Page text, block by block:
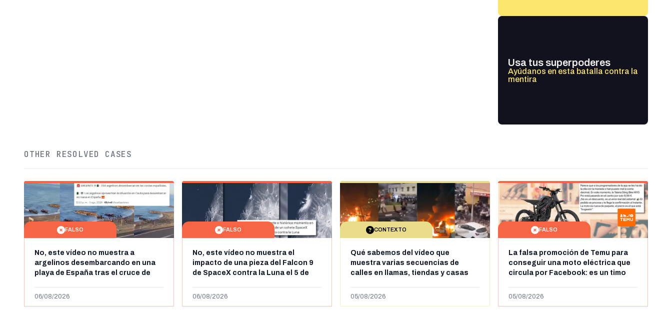
Usa tus superpoderes
Ayúdanos en esta batalla contra la
mentira
OTHER RESOLVED CASES
FALSO
No, este vídeo no muestra a
argelinos desembarcando en una
playa de España tras el cruce de
de julio de 2026: son imágenes de
06/08/2026
FALSO
No, este vídeo no muestra el
impacto de una pieza del Falcon 9
de SpaceX contra la Luna el 5 de
menos abril de 2026
06/08/2026
CONTEXTO
Qué sabemos del vídeo que
muestra varias secuencias de
calles en llamas, tiendas y casas
supuestamente en España tras la
05/08/2026
FALSO
La falsa promoción de Temu para
conseguir una moto eléctrica que
circula por Facebook: es un timo
05/08/2026